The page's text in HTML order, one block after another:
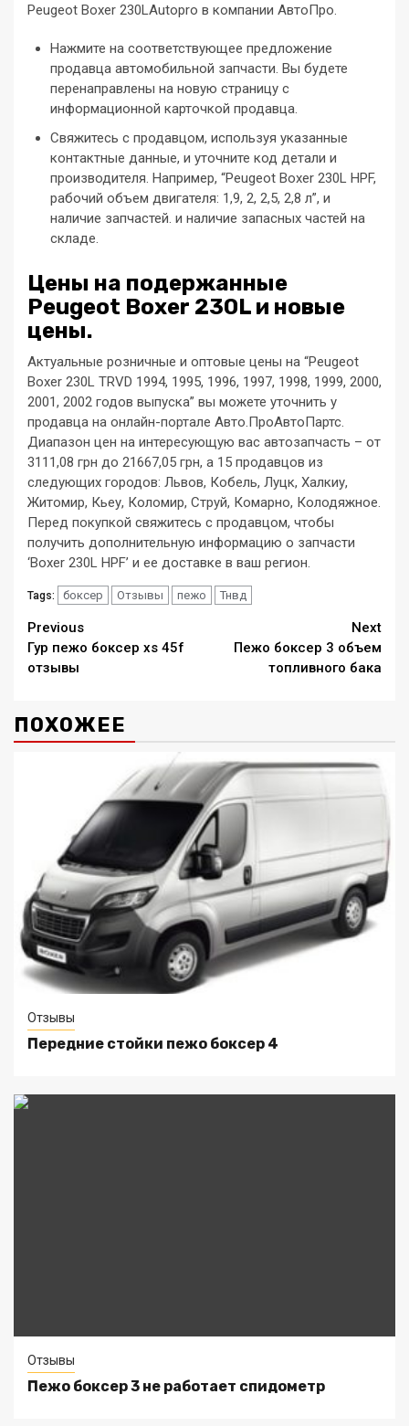
Peugeot Boxer 230LAutopro в компании АвтоПро.
Нажмите на соответствующее предложение
продавца автомобильной запчасти. Вы будете
перенаправлены на новую страницу с
информационной карточкой продавца.
Свяжитесь с продавцом, используя указанные
контактные данные, и уточните код детали и
производителя. Например, “Peugeot Boxer 230L HPF,
рабочий объем двигателя: 1,9, 2, 2,5, 2,8 л”, и
наличие запчастей. и наличие запасных частей на
складе.
Цены на подержанные
Peugeot Boxer 230L и новые
цены.
Актуальные розничные и оптовые цены на “Peugeot
Boxer 230L TRVD 1994, 1995, 1996, 1997, 1998, 1999, 2000,
2001, 2002 годов выпуска” вы можете уточнить у
продавца на онлайн-портале Авто.ПроАвтоПартс.
Диапазон цен на интересующую вас автозапчасть – от
3111,08 грн до 21667,05 грн, а 15 продавцов из
следующих городов: Львов, Кобель, Луцк, Халкиу,
Житомир, Кьеу, Коломир, Струй, Комарно, Колодяжное.
Перед покупкой свяжитесь с продавцом, чтобы
получить дополнительную информацию о запчасти
‘Boxer 230L HPF’ и ее доставке в ваш регион.
Tags: боксер Отзывы пежо Тнвд
Continue
Reading
Previous
Гур пежо боксер xs 45f
отзывы
Next
Пежо боксер 3 объем
топливного бака
ПОХОЖЕЕ
Отзывы
Передние стойки пежо боксер 4
Отзывы
Пежо боксер 3 не работает спидометр